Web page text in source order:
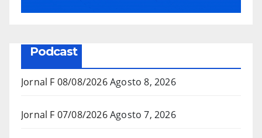
Podcast
Jornal F 08/08/2026Agosto 8, 2026
Jornal F 07/08/2026Agosto 7, 2026